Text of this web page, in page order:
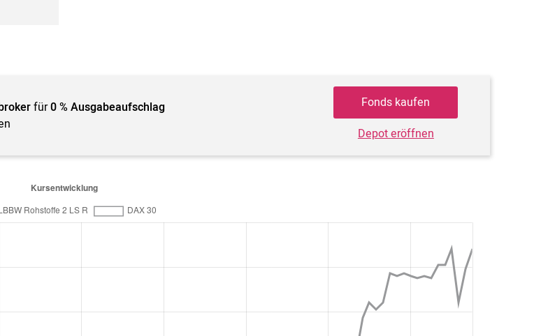
für0 % Ausgabeaufschlag
Fonds kaufen
Depot eröffnen